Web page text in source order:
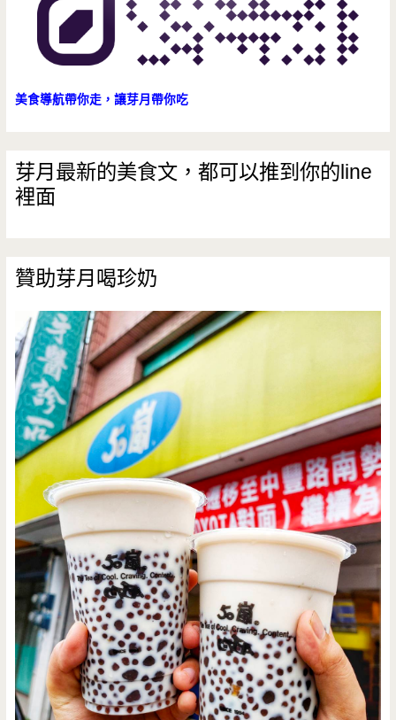
美食導航帶你走，讓芽月帶你吃
芽月最新的美食文，都可以推到你的line
裡面
贊助芽月喝珍奶